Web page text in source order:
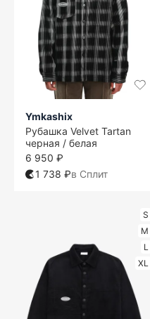
Ymkashix
Рубашка Velvet Tartan
черная / белая
6 950 ₽
1 738 ₽в Сплит
S
M
L
XL